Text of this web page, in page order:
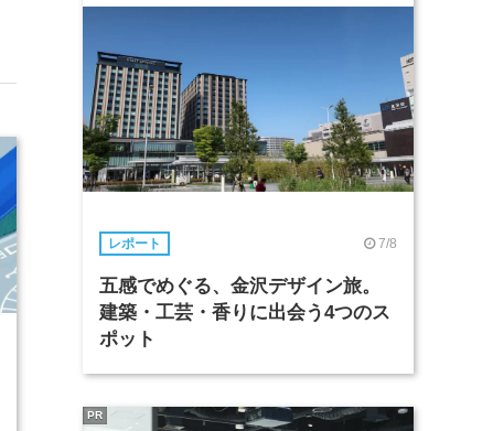
レポート 7/8
五感でめぐる、金沢デザイン旅。
建築・工芸・香りに出会う4つのス
ポット
PR